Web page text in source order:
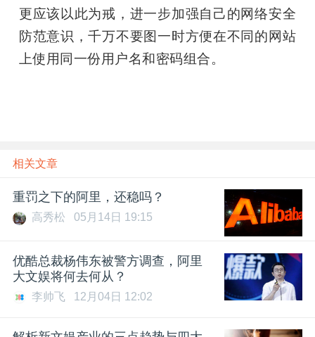
更应该以此为戒，进一步加强自己的网络安全
防范意识，千万不要图一时方便在不同的网站
上使用同一份用户名和密码组合。
相关文章
重罚之下的阿里，还稳吗？
高秀松 05月14日 19:15
优酷总裁杨伟东被警方调查，阿里
大文娱将何去何从？
李帅飞 12月04日 12:02